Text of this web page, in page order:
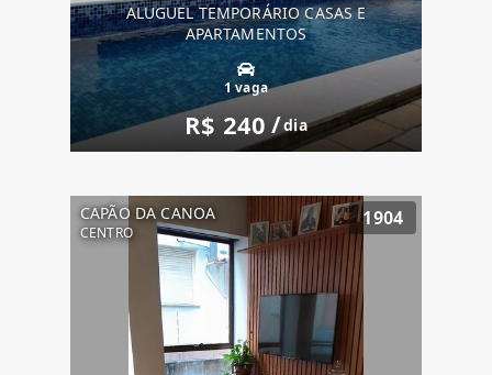
ALUGUEL TEMPORÁRIO CASAS E
APARTAMENTOS
1 vaga
R$ 240 /dia
CAPÃO DA CANOA
CENTRO
1904